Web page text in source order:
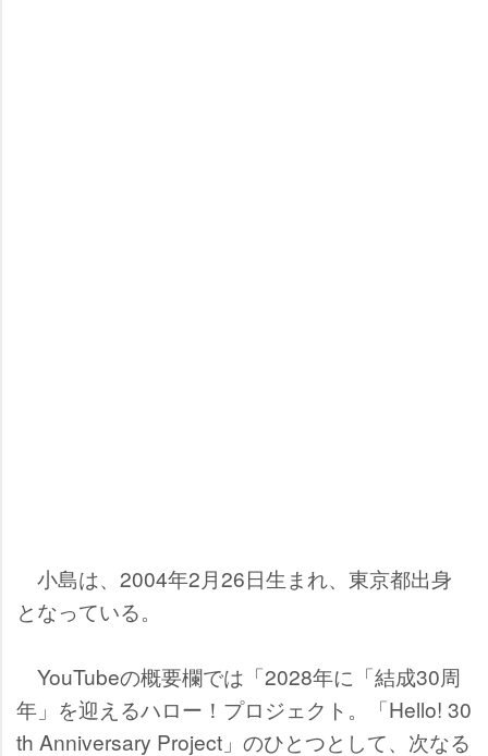
小島は、2004年2月26日生まれ、東京都出身
となっている。
YouTubeの概要欄では「2028年に「結成30周
年」を迎えるハロー！プロジェクト。「Hello! 30
th Anniversary Project」のひとつとして、次なる